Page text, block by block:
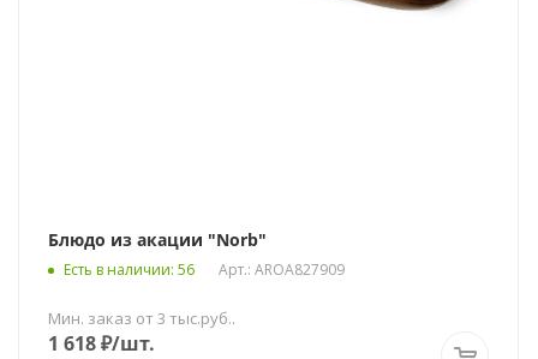
Блюдо из акации "Norb"
Есть в наличии: 56 Арт.: AROA827909
Мин. заказ от 3 тыс.руб..
1 618₽/шт.